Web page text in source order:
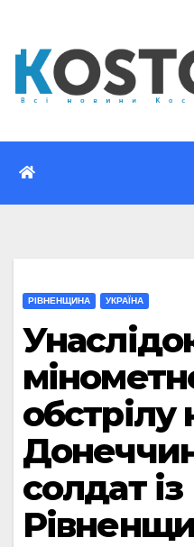
вмісту
РІВНЕНЩИНА УКРАЇНА
обстрілу
солдат із